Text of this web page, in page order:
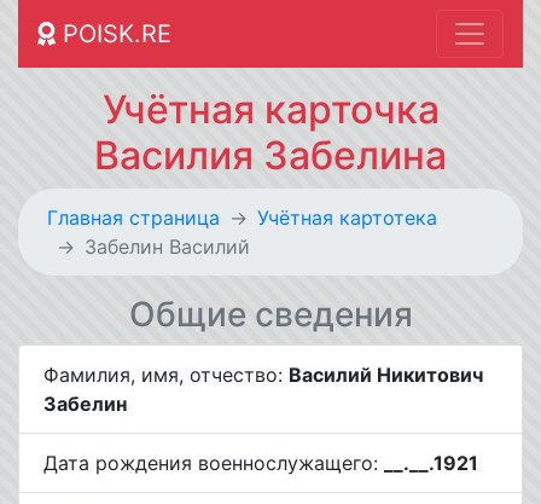
POISK.RE
Учётная карточка
Василия Забелина
Главная страница
Учётная картотека
Забелин Василий
Общие сведения
Фамилия, имя, отчество: Василий Никитович
Забелин
Дата рождения военнослужащего: __.__.1921